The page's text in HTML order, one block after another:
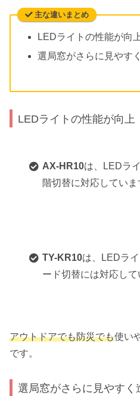
主な違いまとめ
LEDライトの性能が向
選局窓がさらに見やす
LEDライトの性能が向上
AX-HR10は、LEDラ
階切替に対応していま
TY-KR10は、LEDラ
ード切替には対応して
アウトドアでも防災でも使い
です。
選局窓がさらに見やすく